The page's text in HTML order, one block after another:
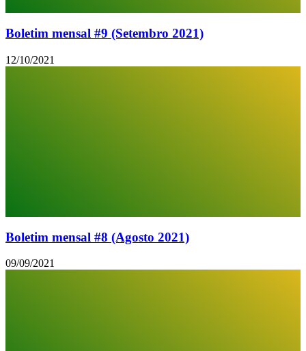
Boletim mensal #9 (Setembro 2021)
12/10/2021
Boletim mensal #8 (Agosto 2021)
09/09/2021